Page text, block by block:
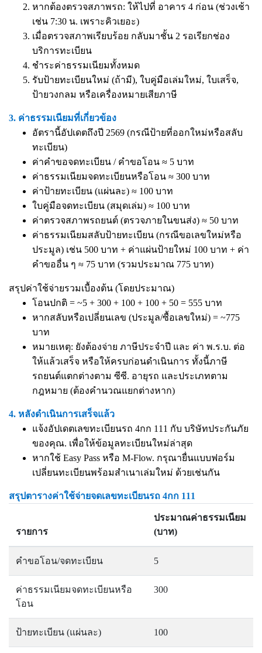
หากต้องตรวจสภาพรถ: ให้ไปที่ อาคาร 4 ก่อน (ช่วงเช้า
เช่น 7:30 น. เพราะคิวเยอะ)
เมื่อตรวจสภาพเรียบร้อย กลับมาชั้น 2 รอเรียกช่อง
บริการทะเบียน
ชำระค่าธรรมเนียมทั้งหมด
รับป้ายทะเบียนใหม่ (ถ้ามี), ใบคู่มือเล่มใหม่, ใบเสร็จ,
ป้ายวงกลม หรือเครื่องหมายเสียภาษี
3. ค่าธรรมเนียมที่เกี่ยวข้อง
อัตรานี้อัปเดตถึงปี 2569 (กรณีป้ายที่ออกใหม่หรือสลับ
ทะเบียน)
ค่าคำขอจดทะเบียน / คำขอโอน ≈ 5 บาท
ค่าธรรมเนียมจดทะเบียนหรือโอน ≈ 300 บาท
ค่าป้ายทะเบียน (แผ่นละ) ≈ 100 บาท
ใบคู่มือจดทะเบียน (สมุดเล่ม) ≈ 100 บาท
ค่าตรวจสภาพรถยนต์ (ตรวจภายในขนส่ง) ≈ 50 บาท
ค่าธรรมเนียมสลับป้ายทะเบียน (กรณีขอเลขใหม่หรือ
ประมูล) เช่น 500 บาท + ค่าแผ่นป้ายใหม่ 100 บาท + ค่า
คำขออื่น ๆ ≈ 75 บาท (รวมประมาณ 775 บาท)
สรุปค่าใช้จ่ายรวมเบื้องต้น (โดยประมาณ)
โอนปกติ = ~5 + 300 + 100 + 100 + 50 = 555 บาท
หากสลับหรือเปลี่ยนเลข (ประมูล/ซื้อเลขใหม่) = ~775
บาท
หมายเหตุ: ยังต้องจ่าย ภาษีประจำปี และ ค่า พ.ร.บ. ต่อ
ให้แล้วเสร็จ หรือให้ครบก่อนดำเนินการ ทั้งนี้ภาษี
รถยนต์แตกต่างตาม ซีซี. อายุรถ และประเภทตาม
กฎหมาย (ต้องคำนวณแยกต่างหาก)
4. หลังดำเนินการเสร็จแล้ว
แจ้งอัปเดตเลขทะเบียนรถ 4กก 111 กับ บริษัทประกันภัย
ของคุณ. เพื่อให้ข้อมูลทะเบียนใหม่ล่าสุด
หากใช้ Easy Pass หรือ M-Flow. กรุณายื่นแบบฟอร์ม
เปลี่ยนทะเบียนพร้อมสำเนาเล่มใหม่ ด้วยเช่นกัน
สรุปตารางค่าใช้จ่ายจดเลขทะเบียนรถ 4กก 111
รายการ
ประมาณค่าธรรมเนียม
(บาท)
คำขอโอน/จดทะเบียน 5
ค่าธรรมเนียมจดทะเบียนหรือ
โอน
300
ป้ายทะเบียน (แผ่นละ) 100